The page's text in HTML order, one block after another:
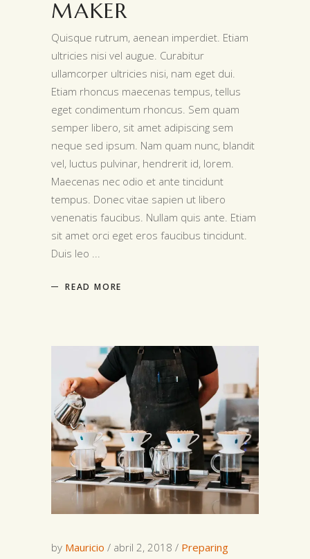
MAKER
Quisque rutrum, aenean imperdiet. Etiam
ultricies nisi vel augue. Curabitur
ullamcorper ultricies nisi, nam eget dui.
Etiam rhoncus maecenas tempus, tellus
eget condimentum rhoncus. Sem quam
semper libero, sit amet adipiscing sem
neque sed ipsum. Nam quam nunc, blandit
vel, luctus pulvinar, hendrerit id, lorem.
Maecenas nec odio et ante tincidunt
tempus. Donec vitae sapien ut libero
venenatis faucibus. Nullam quis ante. Etiam
sit amet orci eget eros faucibus tincidunt.
Duis leo
READ MORE
by Mauricio abril 2, 2018 Preparing